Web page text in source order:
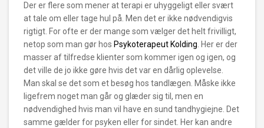
Der er flere som mener at terapi er uhyggeligt eller svært
at tale om eller tage hul på. Men det er ikke nødvendigvis
rigtigt. For ofte er der mange som vælger det helt frivilligt,
netop som man gør hos Psykoterapeut Kolding. Her er der
masser af tilfredse klienter som kommer igen og igen, og
det ville de jo ikke gøre hvis det var en dårlig oplevelse.
Man skal se det som et besøg hos tandlægen. Måske ikke
ligefrem noget man går og glæder sig til, men en
nødvendighed hvis man vil have en sund tandhygiejne. Det
samme gælder for psyken eller for sindet. Her kan andre